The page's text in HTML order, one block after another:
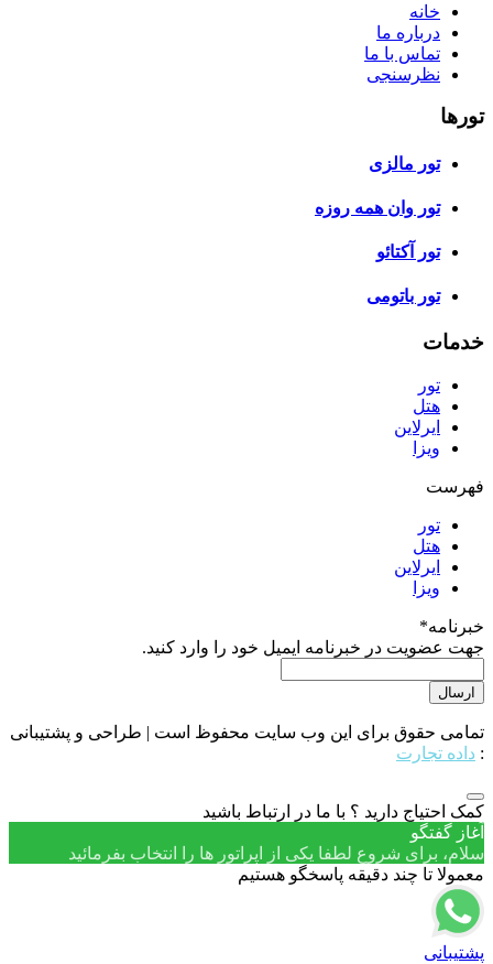
خانه
درباره ما
تماس با ما
نظرسنجی
تورها
تور مالزی
تور وان همه روزه
تور آکتائو
تور باتومی
خدمات
تور
هتل
ایرلاین
ویزا
فهرست
تور
هتل
ایرلاین
ویزا
خبرنامه*
جهت عضویت در خبرنامه ایمیل خود را وارد کنید.
تمامی حقوق برای این وب سایت محفوظ است | طراحی و پشتیبانی
: داده تجارت
کمک احتیاج دارید ؟ با ما در ارتباط باشید
آغاز گفتگو
سلام، برای شروع لطفا یکی از اپراتور ها را انتخاب بفرمائید
معمولا تا چند دقیقه پاسخگو هستیم
پشتیبانی